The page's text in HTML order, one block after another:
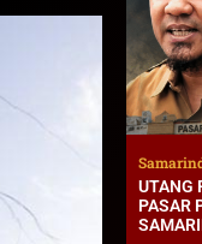
UTANG
PASAR